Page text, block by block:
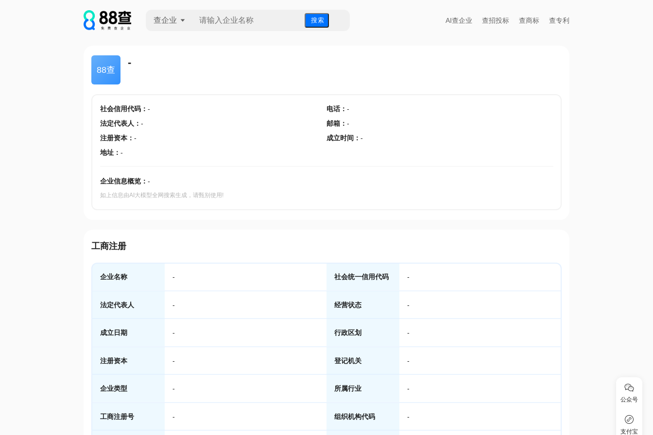
查企业 搜 索 AI查企业 查招投标 查商标 查专利
88查
-
社会信用代码： - 电话： -
法定代表人 ： - 邮箱 ： -
注册资本： - 成立时间 ： -
地址： -
企业信息概览： -
如上信息由AI大模型全网搜索生成，请甄别使用!
工商注册
企业名称 - 社会统一信用代码 -
法定代表人 - 经营状态 -
成立日期 - 行政区划 -
注册资本 - 登记机关 -
企业类型 - 所属行业 -
工商注册号 - 组织机构代码 -
公众号
支付宝